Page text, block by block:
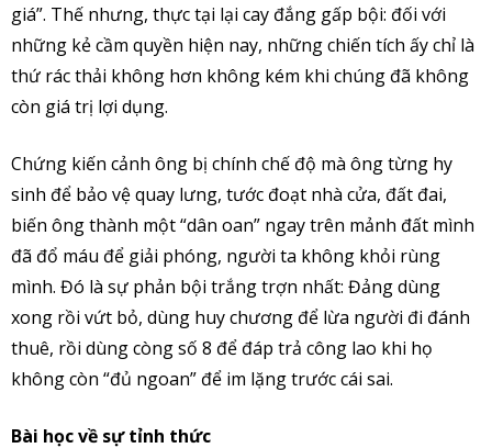
giá”. Thế nhưng, thực tại lại cay đắng gấp bội: đối với
những kẻ cầm quyền hiện nay, những chiến tích ấy chỉ là
thứ rác thải không hơn không kém khi chúng đã không
còn giá trị lợi dụng.
Chứng kiến cảnh ông bị chính chế độ mà ông từng hy
sinh để bảo vệ quay lưng, tước đoạt nhà cửa, đất đai,
biến ông thành một “dân oan” ngay trên mảnh đất mình
đã đổ máu để giải phóng, người ta không khỏi rùng
mình. Đó là sự phản bội trắng trợn nhất: Đảng dùng
xong rồi vứt bỏ, dùng huy chương để lừa người đi đánh
thuê, rồi dùng còng số 8 để đáp trả công lao khi họ
không còn “đủ ngoan” để im lặng trước cái sai.
Bài học về sự tỉnh thức